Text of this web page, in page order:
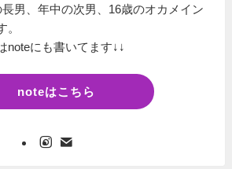
男、年中の次男、16歳のオカメイン
noteにも書いてます↓↓
noteはこちら